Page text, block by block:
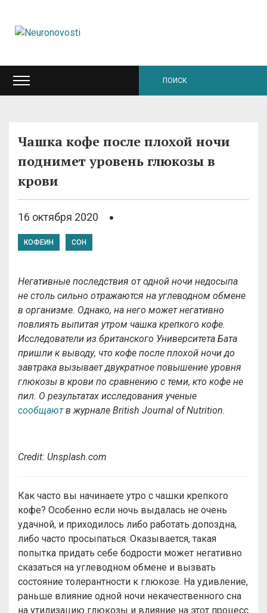
Чашка кофе после плохой ночи
поднимет уровень глюкозы в
крови
16 октября 2020
КОФЕИН СОН
Негативные последствия от одной ночи недосыпа
не столь сильно отражаются на углеводном обмене
в организме. Однако, на него может негативно
повлиять выпитая утром чашка крепкого кофе.
Исследователи из британского Университета Бата
пришли к выводу, что кофе после плохой ночи до
завтрака вызывает двукратное повышение уровня
глюкозы в крови по сравнению с теми, кто кофе не
пил. О результатах исследования ученые
сообщают в журнале British Journal of Nutrition.
Credit: Unsplash.com
Как часто вы начинаете утро с чашки крепкого
кофе? Особенно если ночь выдалась не очень
удачной, и приходилось либо работать допоздна,
либо часто просыпаться. Оказывается, такая
попытка придать себе бодрости может негативно
сказаться на углеводном обмене и вызвать
состояние толерантности к глюкозе. На удивление,
раньше влияние одной ночи некачественного сна
на утилизацию глюкозы и влияние на этот процесс